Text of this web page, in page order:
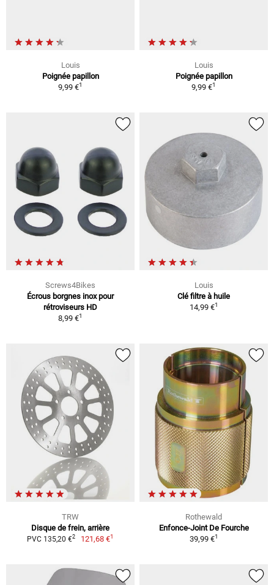
Louis
Poignée papillon
9,99 €1
Louis
Poignée papillon
9,99 €1
Screws4Bikes
Écrous borgnes inox pour
rétroviseurs HD
8,99 €1
Louis
Clé filtre à huile
14,99 €1
TRW
Disque de frein, arrière
PVC 135,20 €2 121,68 €1
Rothewald
Enfonce-Joint De Fourche
39,99 €1